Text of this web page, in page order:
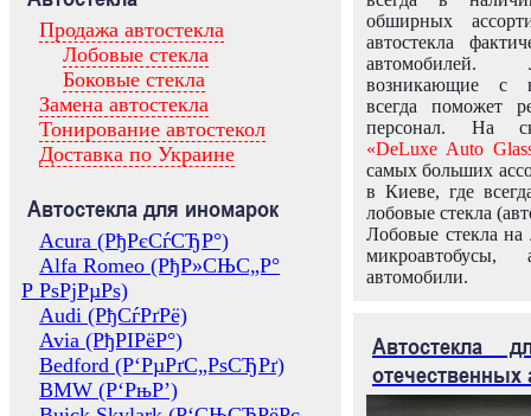
Продажа автостекла
Лобовые стекла
Боковые стекла
Замена автостекла
Тонирование автостекол
Доставка по Украине
Автостекла для иномарок
Acura (РђРєСѓСЂР°)
Alfa Romeo (РђР»СЊС„Р°
Р РѕРјРµРѕ)
Audi (РђСѓРґРё)
Avia (РђРІРёР°)
Bedford (Р‘РµРґС„РѕСЂРґ)
BMW (Р‘РњР’)
обширных
автостекла
возникающие с
всегда поможет
персонал. На
«DeLuxe Auto
самых больших
в Киеве, где
лобовые стекла
Лобовые стекла на
микроавтобусы,
автомобили.
Автостекла
отечественных